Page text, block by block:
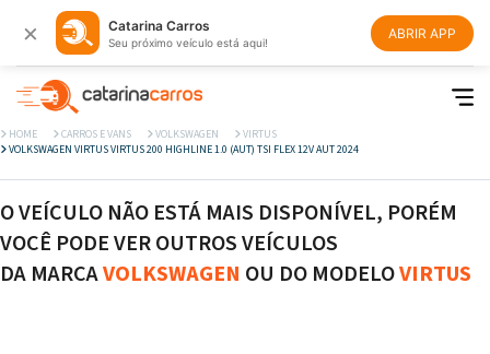
× Catarina Carros
Seu próximo veículo está aqui!
ABRIR APP
HOME CARROS E VANS VOLKSWAGEN
VIRTUS
VOLKSWAGEN VIRTUS VIRTUS 200 HIGHLINE 1.0 (AUT) TSI FLEX 12V AUT 2024
O VEÍCULO NÃO ESTÁ MAIS DISPONÍVEL, PORÉM
VOCÊ PODE VER OUTROS VEÍCULOS
DA MARCAVOLKSWAGEN OU DO MODELOVIRTUS